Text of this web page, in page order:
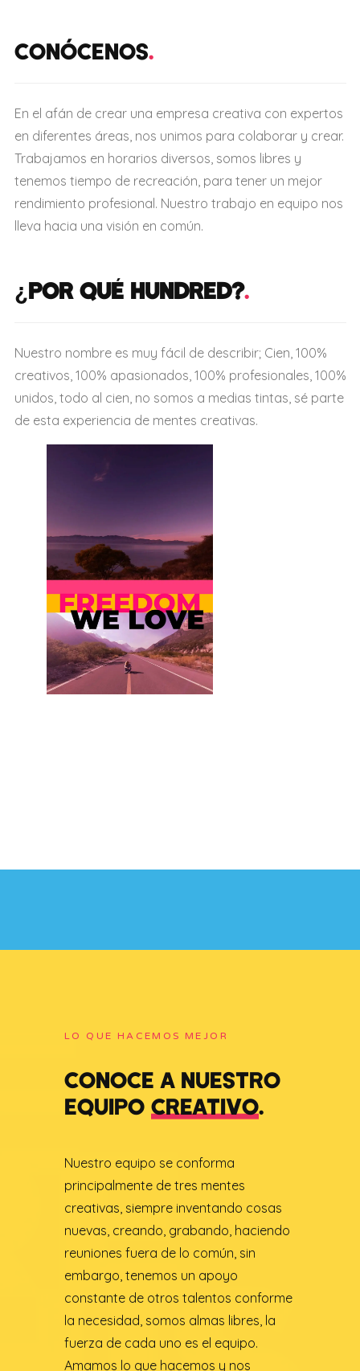
CONÓCENOS.
En el afán de crear una empresa creativa con expertos
en diferentes áreas, nos unimos para colaborar y crear.
Trabajamos en horarios diversos, somos libres y
tenemos tiempo de recreación, para tener un mejor
rendimiento profesional. Nuestro trabajo en equipo nos
lleva hacia una visión en común.
¿POR QUÉ HUNDRED?.
Nuestro nombre es muy fácil de describir; Cien, 100%
creativos, 100% apasionados, 100% profesionales, 100%
unidos, todo al cien, no somos a medias tintas, sé parte
de esta experiencia de mentes creativas.
LO QUE HACEMOS MEJOR
CONOCE A NUESTRO
EQUIPO CREATIVO.
Nuestro equipo se conforma
principalmente de tres mentes
creativas, siempre inventando cosas
nuevas, creando, grabando, haciendo
reuniones fuera de lo común, sin
embargo, tenemos un apoyo
constante de otros talentos conforme
la necesidad, somos almas libres, la
fuerza de cada uno es el equipo.
Amamos lo que hacemos y nos